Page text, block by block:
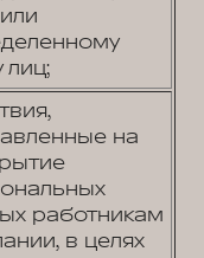
лиц;
на
работникам
в целях